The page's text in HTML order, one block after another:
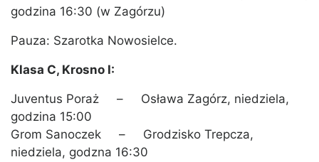
godzina 16:30 (w Zagórzu)
Pauza: Szarotka Nowosielce.
Klasa C, Krosno I:
Juventus Poraż – Osława Zagórz, niedziela,
godzina 15:00
Grom Sanoczek – Grodzisko Trepcza,
niedziela, godzna 16:30